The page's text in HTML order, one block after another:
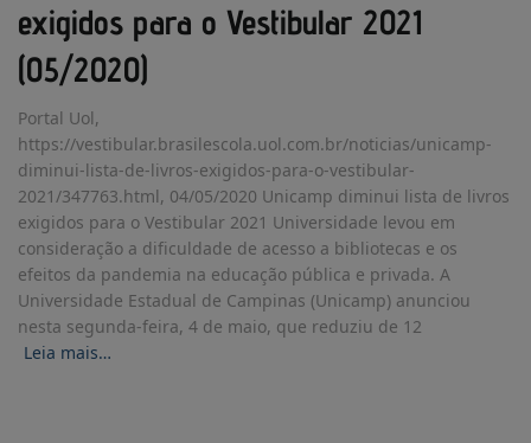
exigidos para o Vestibular 2021
(05/2020)
Portal Uol,
https://vestibular.brasilescola.uol.com.br/noticias/unicamp-
diminui-lista-de-livros-exigidos-para-o-vestibular-
2021/347763.html, 04/05/2020 Unicamp diminui lista de livros
exigidos para o Vestibular 2021 Universidade levou em
consideração a dificuldade de acesso a bibliotecas e os
efeitos da pandemia na educação pública e privada. A
Universidade Estadual de Campinas (Unicamp) anunciou
nesta segunda-feira, 4 de maio, que reduziu de 12
Leia mais…